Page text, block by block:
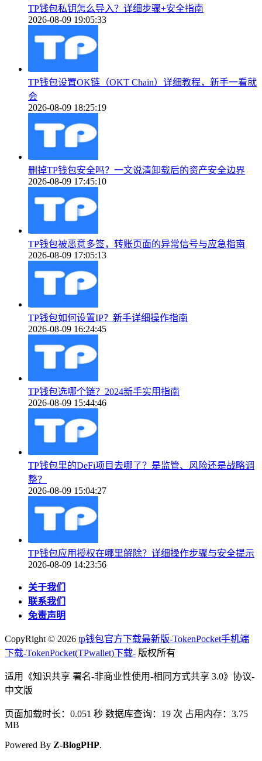
TP钱包私钥怎么导入？详细步骤+安全指南
2026-08-09 19:05:33
TP钱包设置OK链（OKT Chain）详细教程，新手一看就
会
2026-08-09 18:25:19
删掉TP钱包安全吗？一文说清卸载后的资产安全边界
2026-08-09 17:45:10
TP钱包被恶意多签，转账页面的异常信号与应急指南
2026-08-09 17:05:13
TP钱包如何设置IP？新手详细操作指南
2026-08-09 16:24:45
TP钱包选哪个链？2024新手实用指南
2026-08-09 15:44:46
TP钱包里的DeFi项目去哪了？是监管、风险还是战略调
整？
2026-08-09 15:04:27
TP钱包应用授权在哪里解除？详细操作步骤与安全提示
2026-08-09 14:23:56
关于我们
联系我们
免责声明
CopyRight © 2026 tp钱包官方下载最新版-TokenPocket手机端
下载-TokenPocket(TPwallet)下载- 版权所有
适用《知识共享 署名-非商业性使用-相同方式共享 3.0》协议-
中文版
页面加载时长：0.051 秒 数据库查询：19 次 占用内存：3.75
MB
Powered By Z-BlogPHP.